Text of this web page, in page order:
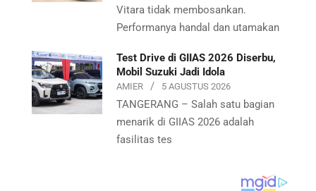
Vitara tidak membosankan.
Performanya handal dan utamakan
Test Drive di GIIAS 2026 Diserbu,
Mobil Suzuki Jadi Idola
AMIER 5 AGUSTUS 2026
TANGERANG – Salah satu bagian
menarik di GIIAS 2026 adalah
fasilitas tes